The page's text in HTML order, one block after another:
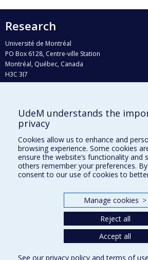
Research
Université de Montréal
PO Box 6128, Centre-ville Station
Montréal, Québec, Canada
H3C 3J7
Who does what?
Find us
Site map
Accessibility
UdeM understands the
privacy
Cookies allow us to enhance and
browsing experience. Some cookies
ensure the website’s functionality and
others remember your preferences.
consent to our use of cookies to
Manage cookies >
Reject all
Accept all
See our privacy policy andterms of use